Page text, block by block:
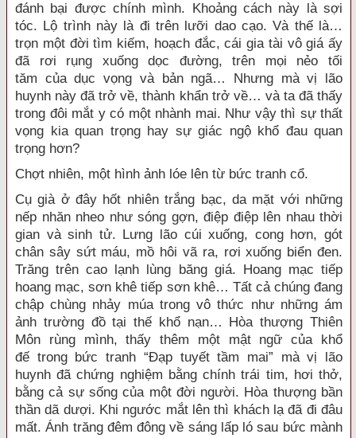
đánh bại được chính mình. Khoảng cách này là sợi
tóc. Lộ trình này là đi trên lưỡi dao cạo. Và thế là…
trọn một đời tìm kiếm, hoạch đắc, cái gia tài vô giáấy
đã rơi rụng xuốngdọc đường, trên mọi nẻotối
tăm củadục vọng và bản ngã… Nhưng mà vị lão
huynh này đãtrở về,thành khẩn trở về… và ta đã thấy
trong đôi mắt y có một nhành mai. Như vậy thì sự thất
vọng kia quan trọng hay sự giác ngộkhổ đau quan
trọng hơn?
Chợt nhiên, một hình ảnh lóe lên từ bức tranh cổ.
Cụ già ở đây hốt nhiêntrắng bạc, da mặt với những
nếp nhăn nheo như sóng gợn, điệp điệp lên nhau thời
gian vàsinh tử. Lưng lão cúi xuống, cong hơn, gót
chân sây sứt máu, mồ hôi vã ra, rơi xuống biển đen.
Trăng trên cao lạnh lùng băng giá. Hoang mạc tiếp
hoang mạc, sơn khê tiếp sơn khê… Tất cả chúng đang
chập chùng nhảy múa trongvô thức như nhữngám
ảnh trường đồtại thế khổ nạn… Hòa thượng Thiên
Môn
rùng mình, thấy thêm một mật ngữ của khổ
đế trong bức tranh “Đạp tuyết tầm mai” mà vị lão
huynh đãchứng nghiệm bằng chính trái tim, hơi thở,
bằng cả sự sống của một đời người. Hòa thượngbần
thầndã dượi. Khi ngước mắt lên thì khách lạ đã đi đâu
mất. Ánh trăng đêm đông về sáng lấp ló sau bức mành